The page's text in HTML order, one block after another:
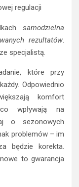
regulacji
samodzielna
rezultatów.
specjalistą.
które przy
Odpowiednio
komfort
wpływają na
o sezonowych
problemów – im
będzie korekta.
to gwarancja